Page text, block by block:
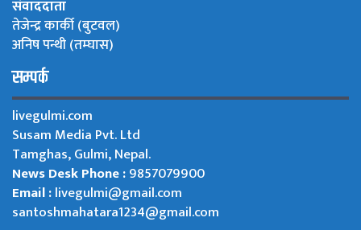
संवाददाता
तेजेन्द्र कार्की (बुटवल)
अनिष पन्थी (तम्घास)
सम्पर्क
livegulmi.com
Susam Media Pvt. Ltd
Tamghas, Gulmi, Nepal.
News Desk Phone :9857079900
Email :livegulmi@gmail.com
santoshmahatara1234@gmail.com